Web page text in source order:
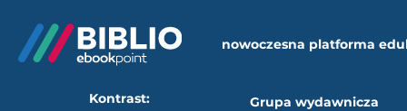
nowoczesna platforma
Kontrast:
Grupa wydawnicza